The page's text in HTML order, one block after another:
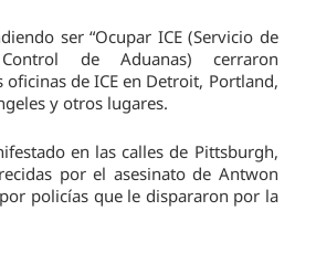
ser “Ocupar ICE (Servicio de
de Aduanas) cerraron
de ICE en Detroit, Portland,
y otros lugares.
en las calles de Pittsburgh,
por el asesinato de Antwon
policías que le dispararon por la